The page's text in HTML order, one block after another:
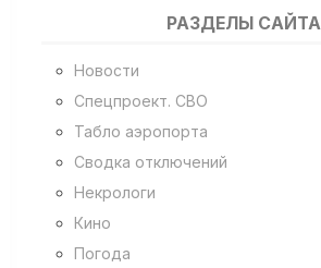
РАЗДЕЛЫ САЙТА
Новости
Спецпроект. СВО
Табло аэропорта
Сводка отключений
Некрологи
Кино
Погода